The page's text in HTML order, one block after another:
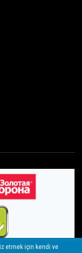
etmek için kendi ve